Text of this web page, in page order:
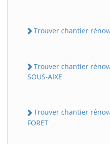
Trouver chantier
Trouver chantier
SOUS-AIXE
Trouver chantier
FORET